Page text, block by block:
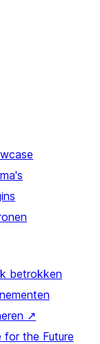
betrokken
↗
for the Future